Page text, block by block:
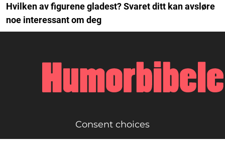
Hvilken av figurene gladest? Svaret ditt kan avsløre
noe interessant om deg
Consent choices